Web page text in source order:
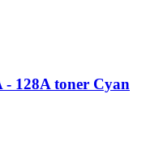
- 128A toner Cyan